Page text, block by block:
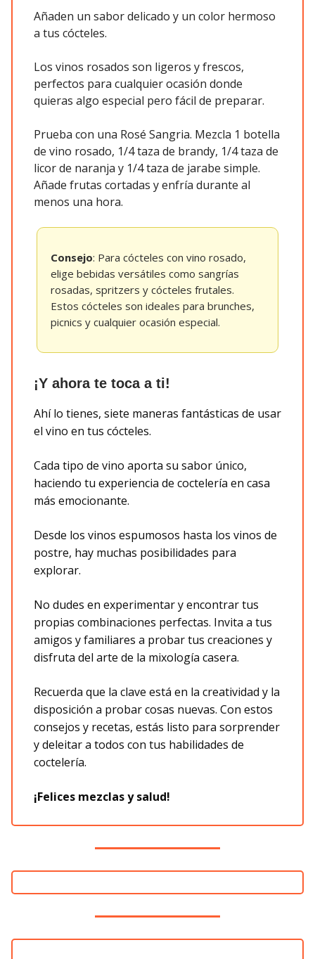
Añaden un sabor delicado y un color hermoso
a tus cócteles.
Los vinos rosados son ligeros y frescos,
perfectos para cualquier ocasión donde
quieras algo especial pero fácil de preparar.
Prueba con una Rosé Sangria. Mezcla 1 botella
de vino rosado, 1/4 taza de brandy, 1/4 taza de
licor de naranja y 1/4 taza de jarabe simple.
Añade frutas cortadas y enfría durante al
menos una hora.
Consejo: Para cócteles con vino rosado,
elige bebidas versátiles como sangrías
rosadas, spritzers y cócteles frutales.
Estos cócteles son ideales para brunches,
picnics y cualquier ocasión especial.
¡Y ahora te toca a ti!
Ahí lo tienes, siete maneras fantásticas de usar
el vino en tus cócteles.
Cada tipo de vino aporta su sabor único,
haciendo tu experiencia de coctelería en casa
más emocionante.
Desde los vinos espumosos hasta los vinos de
postre, hay muchas posibilidades para
explorar.
No dudes en experimentar y encontrar tus
propias combinaciones perfectas. Invita a tus
amigos y familiares a probar tus creaciones y
disfruta del arte de la mixología casera.
Recuerda que la clave está en la creatividad y la
disposición a probar cosas nuevas. Con estos
consejos y recetas, estás listo para sorprender
y deleitar a todos con tus habilidades de
coctelería.
¡Felices mezclas y salud!